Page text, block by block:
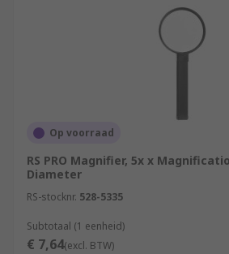
Op voorraad
RS PRO Magnifier, 5x x
Diameter
RS-stocknr. 528-5335
Subtotaal (1 eenheid)
€ 7,64(excl. BTW)